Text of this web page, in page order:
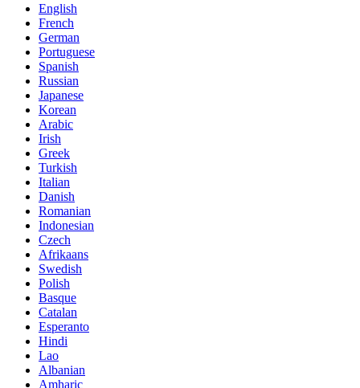
English
French
German
Portuguese
Spanish
Russian
Japanese
Korean
Arabic
Irish
Greek
Turkish
Italian
Danish
Romanian
Indonesian
Czech
Afrikaans
Swedish
Polish
Basque
Catalan
Esperanto
Hindi
Lao
Albanian
Amharic